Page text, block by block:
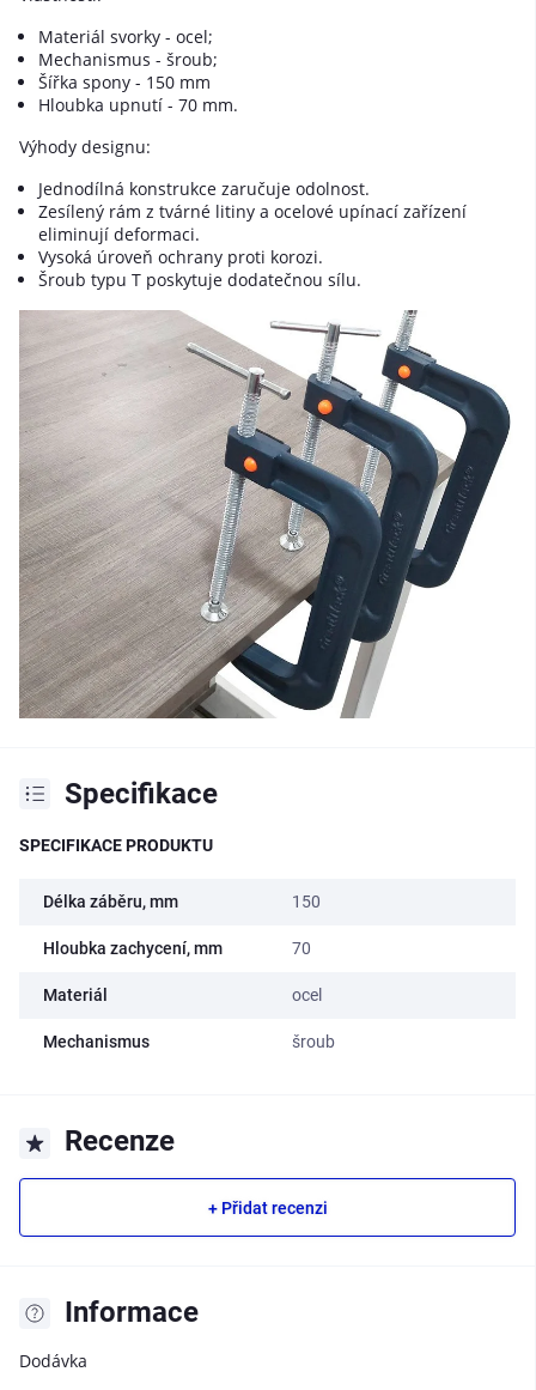
Materiál svorky - ocel;
Mechanismus - šroub;
Šířka spony - 150 mm
Hloubka upnutí - 70 mm.
Výhody designu:
Jednodílná konstrukce zaručuje odolnost.
Zesílený rám z tvárné litiny a ocelové upínací zařízení
eliminují deformaci.
Vysoká úroveň ochrany proti korozi.
Šroub typu T poskytuje dodatečnou sílu.
Specifikace
SPECIFIKACE PRODUKTU
Délka záběru, mm 150
Hloubka zachycení, mm 70
Materiál ocel
Mechanismus šroub
Recenze
+ Přidat recenzi
Informace
Dodávka